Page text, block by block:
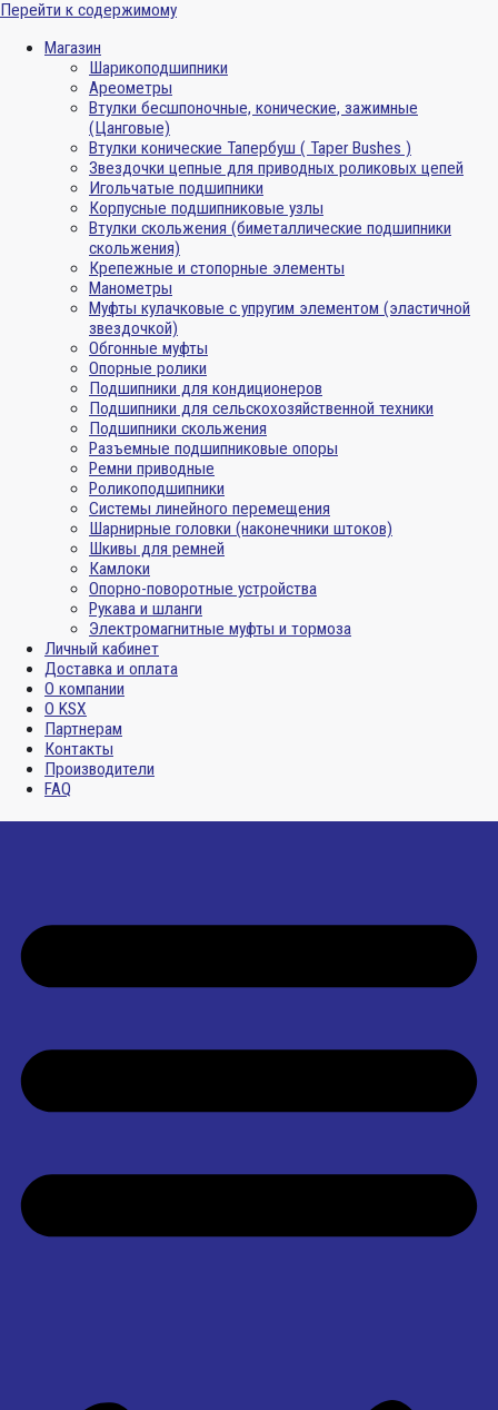
Перейти к содержимому
Магазин
Шарикоподшипники
Ареометры
Втулки бесшпоночные, конические, зажимные
(Цанговые)
Втулки конические Тапербуш ( Taper Bushes )
Звездочки цепные для приводных роликовых цепей
Игольчатые подшипники
Корпусные подшипниковые узлы
Втулки скольжения (биметаллические подшипники
скольжения)
Крепежные и стопорные элементы
Манометры
Муфты кулачковые с упругим элементом (эластичной
звездочкой)
Обгонные муфты
Опорные ролики
Подшипники для кондиционеров
Подшипники для сельскохозяйственной техники
Подшипники скольжения
Разъемные подшипниковые опоры
Ремни приводные
Роликоподшипники
Системы линейного перемещения
Шарнирные головки (наконечники штоков)
Шкивы для ремней
Камлоки
Опорно-поворотные устройства
Рукава и шланги
Электромагнитные муфты и тормоза
Личный кабинет
Доставка и оплата
О компании
О KSX
Партнерам
Контакты
Производители
FAQ